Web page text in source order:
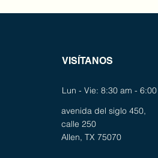
VISÍTANOS
Lun - Vie: 8:30 am -
avenida del siglo 450,
calle 250
Allen, TX 75070